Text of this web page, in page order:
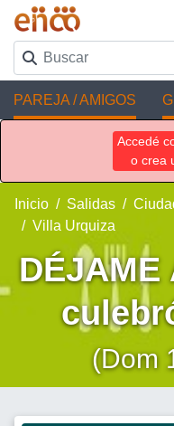
PAREJA / AMIGOS
Accedé
o crea
Inicio Salidas
Villa Urquiza
DÉJAME
(Dom